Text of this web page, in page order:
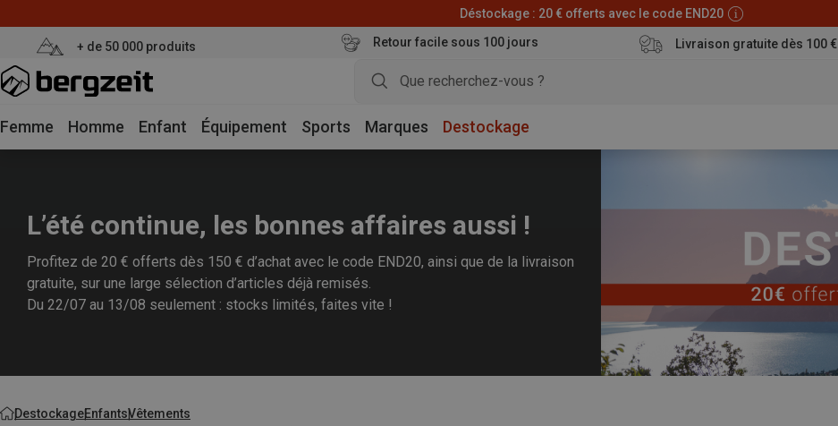
Déstockage : 20 € offerts avec le code END20
+ de 50 000 produits Retour facile sous 100 jours Livraison gratuite dès 100 €
Femme Homme Enfant Équipement Sports Marques Destockage
L’été continue, les bonnes affaires aussi !
Profitez de 20 € offerts dès 150 € d’achat avec le code END20, ainsi que de la livraison
gratuite, sur une large sélection d’articles déjà remisés.
Du 22/07 au 13/08 seulement : stocks limités, faites vite !
DestockageEnfantsVêtements